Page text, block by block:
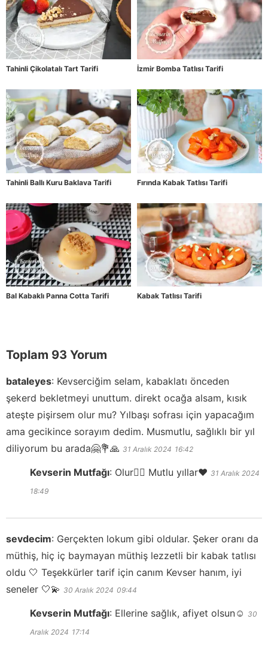
Tahinli Çikolatalı Tart Tarifi İzmir Bomba Tatlısı Tarifi
Tahinli Ballı Kuru Baklava Tarifi Fırında Kabak Tatlısı Tarifi
Bal Kabaklı Panna Cotta Tarifi Kabak Tatlısı Tarifi
Toplam 93 Yorum
bataleyes: Kevserciğim selam, kabaklatı önceden
şekerd bekletmeyi unuttum. direkt ocağa alsam, kısık
ateşte pişirsem olur mu? Yılbaşı sofrası için yapacağım
ama gecikince sorayım dedim. Musmutlu, sağlıklı bir yıl
diliyorum bu arada🤗💐🙏 31 Aralık 2024 16:42
Kevserin Mutfağı: Olur👍🏻 Mutlu yıllar❤️ 31 Aralık 2024
18:49
sevdecim: Gerçekten lokum gibi oldular. Şeker oranı da
müthiş, hiç iç baymayan müthiş lezzetli bir kabak tatlısı
oldu 🤍 Teşekkürler tarif için canım Kevser hanım, iyi
seneler 🤍💫 30 Aralık 2024 09:44
Kevserin Mutfağı: Ellerine sağlık, afiyet olsun☺️ 30
Aralık 2024 17:14